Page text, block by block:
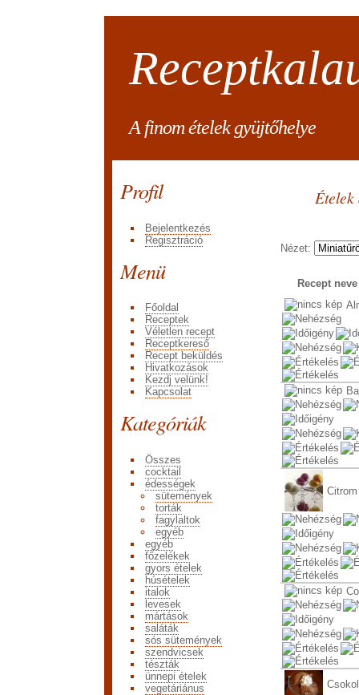
A finom ételek gyüjtőhelye
Profil
Bejelentkezés
Regisztráció
Menü
Főoldal
Receptek
Véletlen recept
Receptkereső
Recept beküldés
Hivatkozások
Kezdj velünk!
Kapcsolat
Kategóriák
Összes
cocktail
édességek
sütemények
torták
fagylaltok
egyéb
egyéb
főzelékek
gyors ételek
húsételek
italok
levesek
mártások
saláták
sós sütemények
szendvicsek
tészták
ünnepi ételek
vegetáriánus
Nézet:
Recept